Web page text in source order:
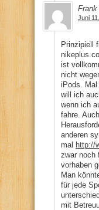
Juni
Prinzipiell
ist
nicht
iPods.
will ich
wenn ich
fahre.
anderen
mal http://
zwar noch
vorhaben
Man
für jede
mit